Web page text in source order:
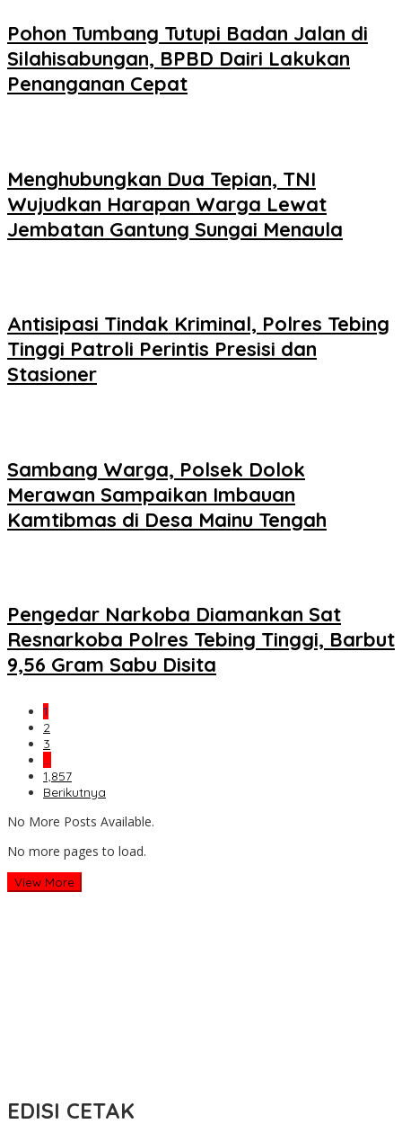
Pohon Tumbang Tutupi Badan Jalan di
Silahisabungan, BPBD Dairi Lakukan
Penanganan Cepat
Menghubungkan Dua Tepian, TNI
Wujudkan Harapan Warga Lewat
Jembatan Gantung Sungai Menaula
Antisipasi Tindak Kriminal, Polres Tebing
Tinggi Patroli Perintis Presisi dan
Stasioner
Sambang Warga, Polsek Dolok
Merawan Sampaikan Imbauan
Kamtibmas di Desa Mainu Tengah
Pengedar Narkoba Diamankan Sat
Resnarkoba Polres Tebing Tinggi, Barbut
9,56 Gram Sabu Disita
1
2
3
…
1,857
Berikutnya
No More Posts Available.
No more pages to load.
View More
EDISI CETAK